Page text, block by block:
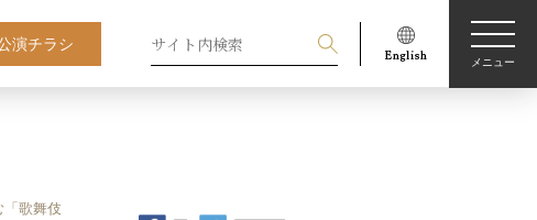
演チラシ
メニュー
「歌舞伎